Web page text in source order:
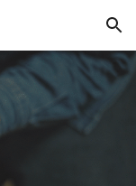
Skip to navigation